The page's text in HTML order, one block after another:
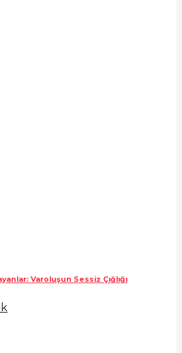
Varoluşun Sessiz Çığlığı